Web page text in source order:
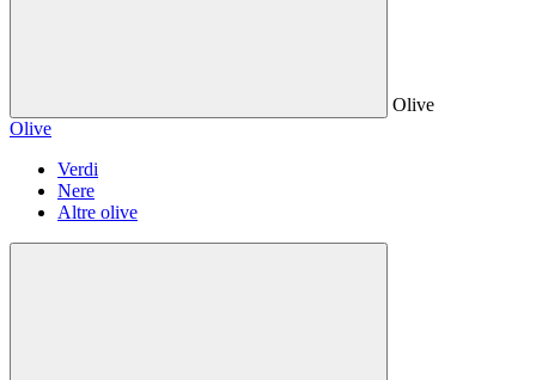
Olive
Olive
Verdi
Nere
Altre olive